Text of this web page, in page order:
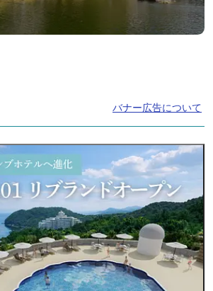
バナー広告について